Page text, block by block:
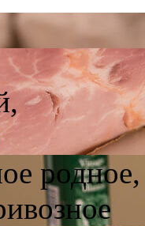
родное,